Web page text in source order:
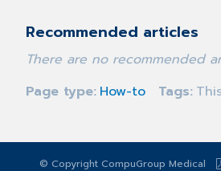
Recommended articles
There are no recommended
Page type How-to Tags
© Copyright CompuGroup Medical